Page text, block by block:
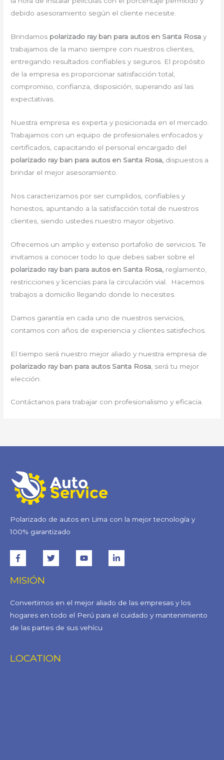
debido asesoramiento según el cliente necesite.
Brindamos polarizado ray ban para autos en Santa Rosay
trabajamos de la mano siempre con nuestros clientes,
entregando resultados confiables y seguros. El propósito
de la empresa es proporcionar satisfacción total,
compromiso, confianza, disposición, superando así las
expectativas.
Nuestra empresa es experta y posicionada en el mercado.
Trabajamos con un equipo de profesionales enfocados y
certificados, capacitando el personal encargado del
polarizado ray ban para autos en Santa Rosa, dispuestos a
brindar el mejor asesoramiento.
Nos caracterizamos por ser cumplidos, confiables y
honestos, apuntando a la satisfacción total de nuestros
clientes, siendo ustedes nuestro mayor objetivo.
Ofrecemos un amplio y extenso portafolio de servicios. Te
invitamos a conocer todo lo que debes saber sobre el
polarizado ray ban para autos en Santa Rosa, reglamento,
restricciones y licencias para la circulación vial. Hacemos
trabajos a domicilio llegando donde lo necesites.
Damos garantía en cada uno de nuestros servicios,
contamos con años de experiencia y clientes satisfechos.
El tiempo será nuestro mejor aliado y nuestra empresa de
polarizado ray ban para autos Santa Rosa , será tu mejor
elección.
Contáctanos para trabajar con profesionalismo y eficacia.
Polarizado de autos en Lima con la mejor tecnología y
100% garantizado
MISIÓN
Convertirnos en el mejor aliado de las empresas y los
hogares en todo el Perú para el cuidado y mantenimiento
de las partes de sus vehícu
LOCATION